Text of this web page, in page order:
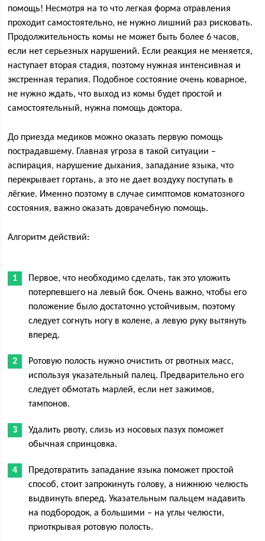
помощь! Несмотря на то что легкая форма отравления
проходит самостоятельно, не нужно лишний раз рисковать.
Продолжительность комы не может быть более 6 часов,
если нет серьезных нарушений. Если реакция не меняется,
наступает вторая стадия, поэтому нужная интенсивная и
экстренная терапия. Подобное состояние очень коварное,
не нужно ждать, что выход из комы будет простой и
самостоятельный, нужна помощь доктора.
До приезда медиков можно оказать первую помощь
пострадавшему. Главная угроза в такой ситуации –
аспирация, нарушение дыхания, западание языка, что
перекрывает гортань, а это не дает воздуху поступать в
лёгкие. Именно поэтому в случае симптомов коматозного
состояния, важно оказать доврачебную помощь.
Алгоритм действий:
Первое, что необходимо сделать, так это уложить
потерпевшего на левый бок. Очень важно, чтобы его
положение было достаточно устойчивым, поэтому
следует согнуть ногу в колене, а левую руку вытянуть
вперед.
Ротовую полость нужно очистить от рвотных масс,
используя указательный палец. Предварительно его
следует обмотать марлей, если нет зажимов,
тампонов.
Удалить рвоту, слизь из носовых пазух поможет
обычная спринцовка.
Предотвратить западание языка поможет простой
способ, стоит запрокинуть голову, а нижнюю челюсть
выдвинуть вперед. Указательным пальцем надавить
на подбородок, а большими – на углы челюсти,
приоткрывая ротовую полость.